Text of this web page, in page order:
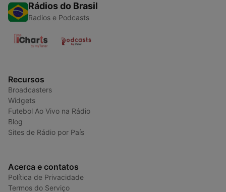
Rádios do Brasil
Radios e Podcasts
Recursos
Broadcasters
Widgets
Futebol Ao Vivo na Rádio
Blog
Sites de Rádio por País
Acerca e contatos
Política de Privacidade
Termos do Serviço